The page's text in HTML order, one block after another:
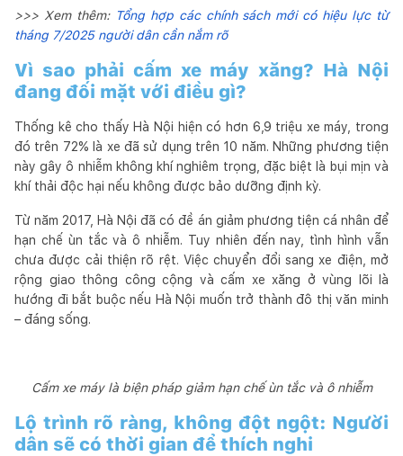
>>> Xem thêm: Tổng hợp các chính sách mới có hiệu lực từ
tháng 7/2025 người dân cần nắm rõ
Vì sao phải cấm xe máy xăng? Hà Nội
đang đối mặt với điều gì?
Thống kê cho thấy Hà Nội hiện có hơn 6,9 triệu xe máy, trong
đó trên 72% là xe đã sử dụng trên 10 năm. Những phương tiện
này gây ô nhiễm không khí nghiêm trọng, đặc biệt là bụi mịn và
khí thải độc hại nếu không được bảo dưỡng định kỳ.
Từ năm 2017, Hà Nội đã có đề án giảm phương tiện cá nhân để
hạn chế ùn tắc và ô nhiễm. Tuy nhiên đến nay, tình hình vẫn
chưa được cải thiện rõ rệt. Việc chuyển đổi sang xe điện, mở
rộng giao thông công cộng và cấm xe xăng ở vùng lõi là
hướng đi bắt buộc nếu Hà Nội muốn trở thành đô thị văn minh
– đáng sống.
Cấm xe máy là biện pháp giảm hạn chế ùn tắc và ô nhiễm
Lộ trình rõ ràng, không đột ngột: Người
dân sẽ có thời gian để thích nghi